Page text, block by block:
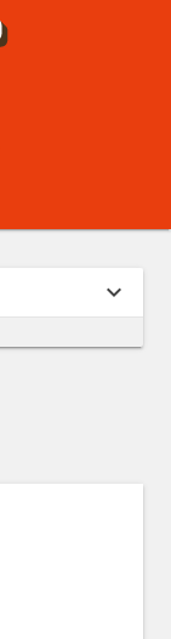
expand_more